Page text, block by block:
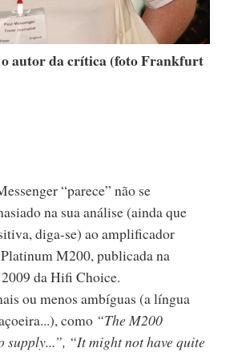
o autor da crítica (foto Frankfurt
“parece” não se
na sua análise (ainda que
diga-se) ao amplificador
M200, publicada na
da Hifi Choice.
ou menos ambíguas (a língua
como “The M200
supply...”, “It might not have quite